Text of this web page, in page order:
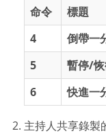
命令 標題
4
倒帶一
5
暫停/
6
快進一
主持人共享錄製